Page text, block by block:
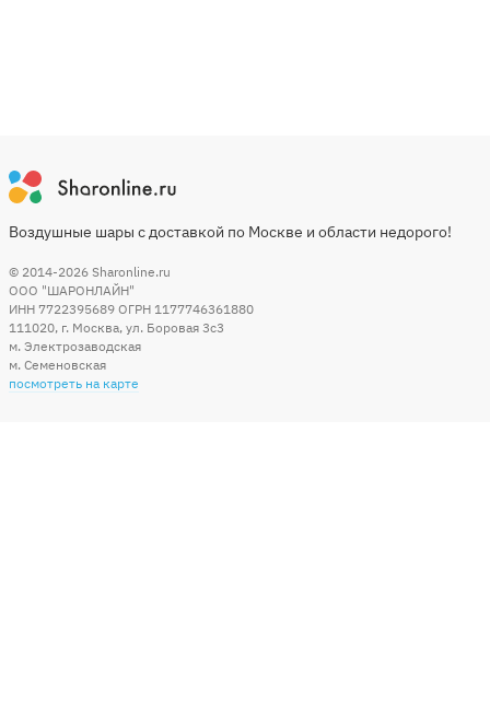
Воздушные шары с доставкой по Москве и области недорого!
© 2014-2026 Sharonline.ru
ООО "ШАРОНЛАЙН"
ИНН 7722395689 ОГРН 1177746361880
111020, г. Москва, ул. Боровая 3c3
м. Электрозаводская
м. Семеновская
посмотреть на карте